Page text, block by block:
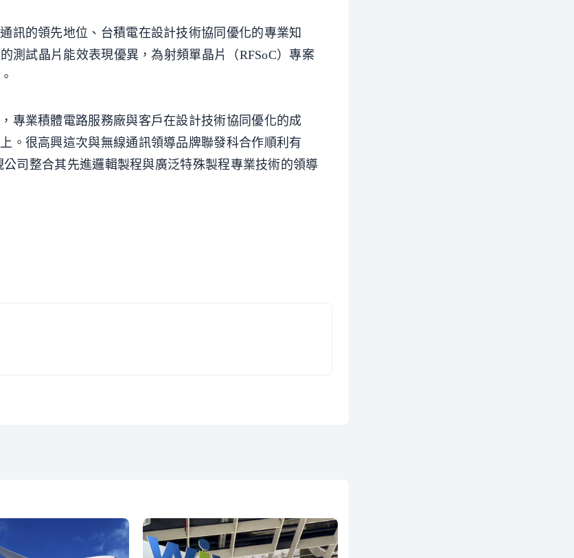
訊的領先地位、台積電在設計技術協同優化的專業知
測試晶片能效表現優異，為射頻單晶片（RFSoC）專案
專業積體電路服務廠與客戶在設計技術協同優化的成
。很高興這次與無線通訊領導品牌聯發科合作順利有
司整合其先進邏輯製程與廣泛特殊製程專業技術的領導